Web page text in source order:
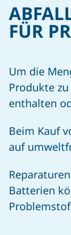
FÜR
Um die
Produkte
enthalten
Beim Kauf
auf
Batterien